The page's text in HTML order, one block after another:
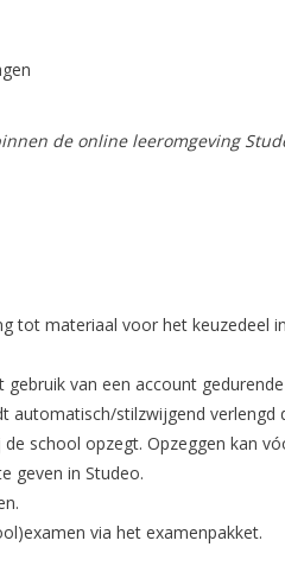
de online leeromgeving
tot materiaal voor het keuzedeel
van een account
automatisch/stilzwijgend verlengd
school opzegt. Opzeggen kan
geven in Studeo.
via het examenpakket.